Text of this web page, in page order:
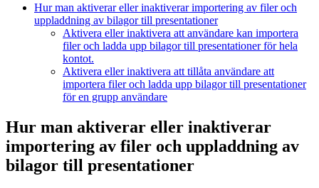
Hur man aktiverar eller inaktiverar importering av filer och
uppladdning av bilagor till presentationer
Aktivera eller inaktivera att användare kan importera
filer och ladda upp bilagor till presentationer för hela
kontot.
Aktivera eller inaktivera att tillåta användare att
importera filer och ladda upp bilagor till presentationer
för en grupp användare
Hur man aktiverar eller inaktiverar
importering av filer och uppladdning av
bilagor till presentationer